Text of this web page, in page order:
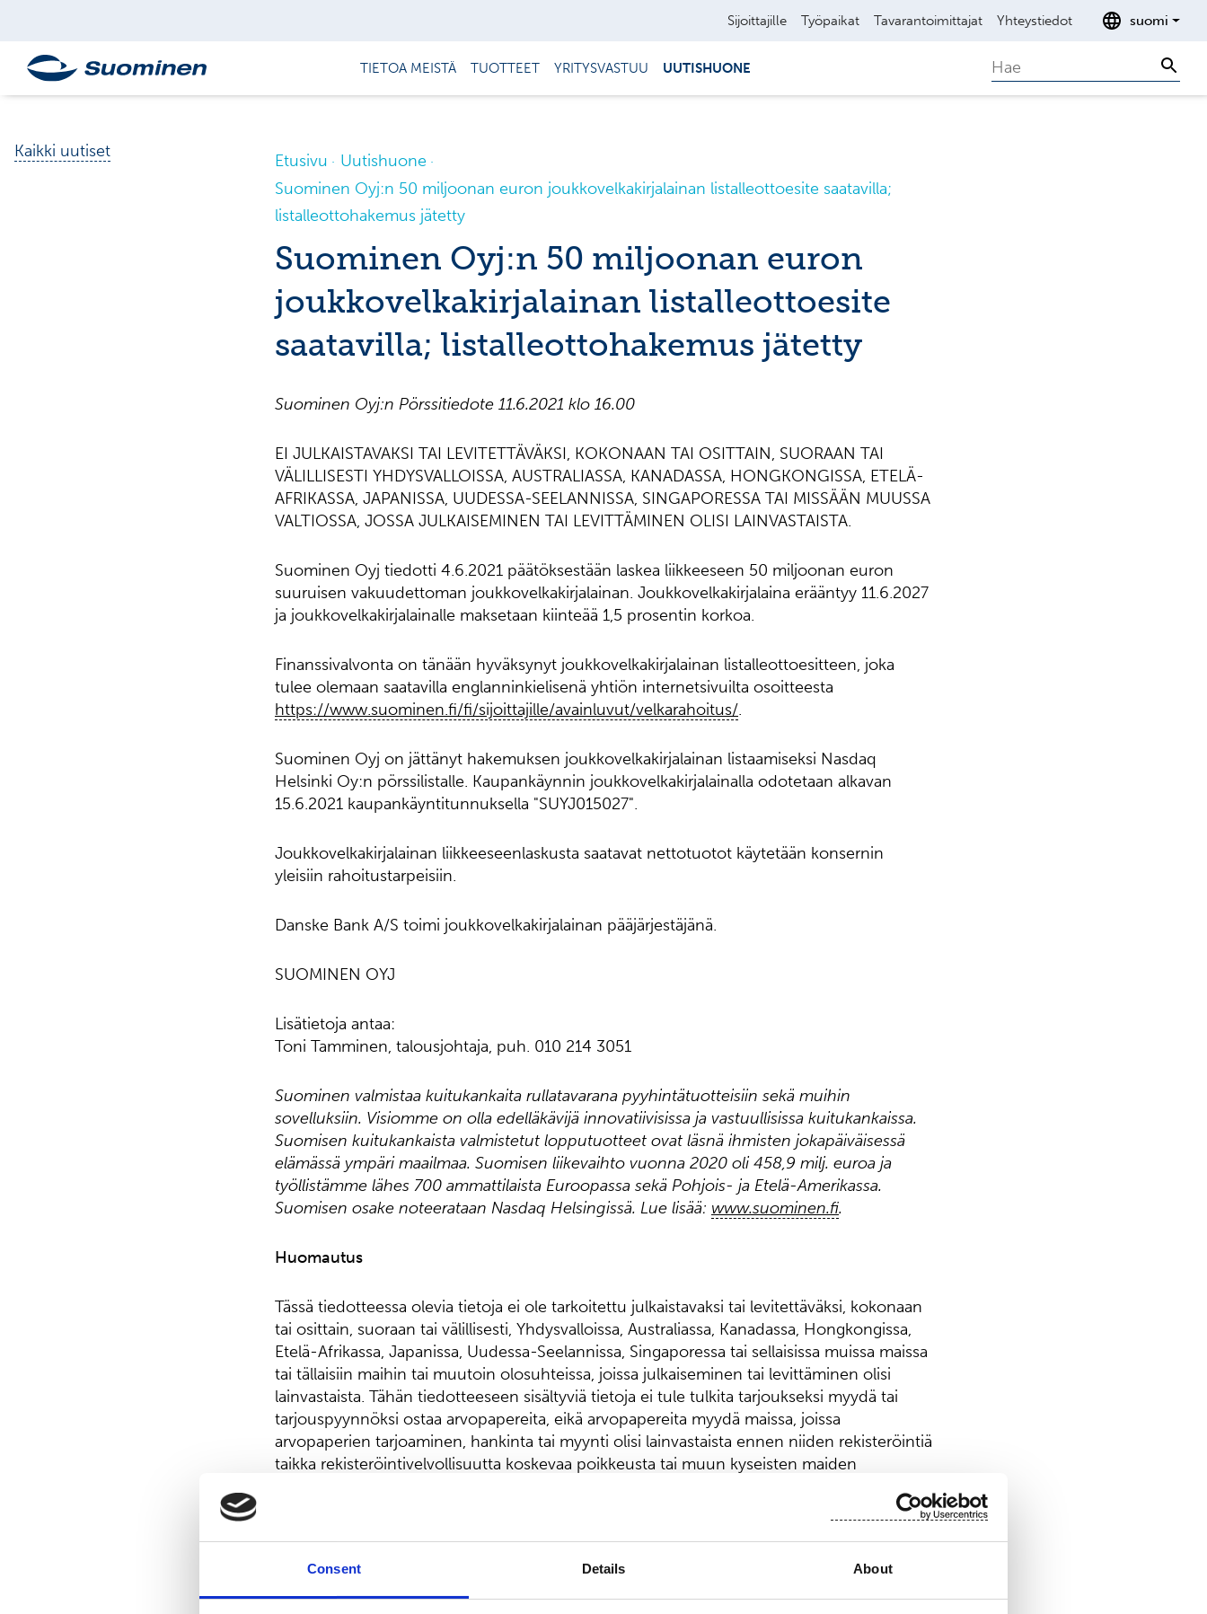
Consent Details About
Sijoittajille Työpaikat Tavarantoimittajat Yhteystiedot suomi
TIETOA MEISTÄ TUOTTEET YRITYSVASTUU UUTISHUONE Search
Kaikki uutiset Etusivu
Uutishuone
Suominen Oyj:n 50 miljoonan euron joukkovelkakirjalainan listalleottoesite saatavilla;
listalleottohakemus jätetty
Suominen Oyj:n 50 miljoonan euron
joukkovelkakirjalainan listalleottoesite
saatavilla; listalleottohakemus jätetty
Suominen Oyj:n Pörssitiedote 11.6.2021 klo 16.00
EI JULKAISTAVAKSI TAI LEVITETTÄVÄKSI, KOKONAAN TAI OSITTAIN, SUORAAN TAI
VÄLILLISESTI YHDYSVALLOISSA, AUSTRALIASSA, KANADASSA, HONGKONGISSA, ETELÄ-
AFRIKASSA, JAPANISSA, UUDESSA-SEELANNISSA, SINGAPORESSA TAI MISSÄÄN MUUSSA
VALTIOSSA, JOSSA JULKAISEMINEN TAI LEVITTÄMINEN OLISI LAINVASTAISTA.
Suominen Oyj tiedotti 4.6.2021 päätöksestään laskea liikkeeseen 50 miljoonan euron
suuruisen vakuudettoman joukkovelkakirjalainan. Joukkovelkakirjalaina erääntyy 11.6.2027
ja joukkovelkakirjalainalle maksetaan kiinteää 1,5 prosentin korkoa.
Finanssivalvonta on tänään hyväksynyt joukkovelkakirjalainan listalleottoesitteen, joka
tulee olemaan saatavilla englanninkielisenä yhtiön internetsivuilta osoitteesta
https://www.suominen.fi/fi/sijoittajille/avainluvut/velkarahoitus/.
Suominen Oyj on jättänyt hakemuksen joukkovelkakirjalainan listaamiseksi Nasdaq
Helsinki Oy:n pörssilistalle. Kaupankäynnin joukkovelkakirjalainalla odotetaan alkavan
15.6.2021 kaupankäyntitunnuksella "SUYJ015027".
Joukkovelkakirjalainan liikkeeseenlaskusta saatavat nettotuotot käytetään konsernin
yleisiin rahoitustarpeisiin.
Danske Bank A/S toimi joukkovelkakirjalainan pääjärjestäjänä.
SUOMINEN OYJ
Lisätietoja antaa:
Toni Tamminen, talousjohtaja, puh. 010 214 3051
Suominen valmistaa kuitukankaita rullatavarana pyyhintätuotteisiin sekä muihin
sovelluksiin. Visiomme on olla edelläkävijä innovatiivisissa ja vastuullisissa kuitukankaissa.
Suomisen kuitukankaista valmistetut lopputuotteet ovat läsnä ihmisten jokapäiväisessä
elämässä ympäri maailmaa. Suomisen liikevaihto vuonna 2020 oli 458,9 milj. euroa ja
työllistämme lähes 700 ammattilaista Euroopassa sekä Pohjois- ja Etelä-Amerikassa.
Suomisen osake noteerataan Nasdaq Helsingissä. Lue lisää: www.suominen.fi.
Huomautus
Tässä tiedotteessa olevia tietoja ei ole tarkoitettu julkaistavaksi tai levitettäväksi, kokonaan
tai osittain, suoraan tai välillisesti, Yhdysvalloissa, Australiassa, Kanadassa, Hongkongissa,
Etelä-Afrikassa, Japanissa, Uudessa-Seelannissa, Singaporessa tai sellaisissa muissa maissa
tai tällaisiin maihin tai muutoin olosuhteissa, joissa julkaiseminen tai levittäminen olisi
lainvastaista. Tähän tiedotteeseen sisältyviä tietoja ei tule tulkita tarjoukseksi myydä tai
tarjouspyynnöksi ostaa arvopapereita, eikä arvopapereita myydä maissa, joissa
arvopaperien tarjoaminen, hankinta tai myynti olisi lainvastaista ennen niiden rekisteröintiä
taikka rekisteröintivelvollisuutta koskevaa poikkeusta tai muun kyseisten maiden
Yhdysvaltain osavaltion soveltuvien arvopaperilakien mukaisesti, eikä niitä saa siten tarjota